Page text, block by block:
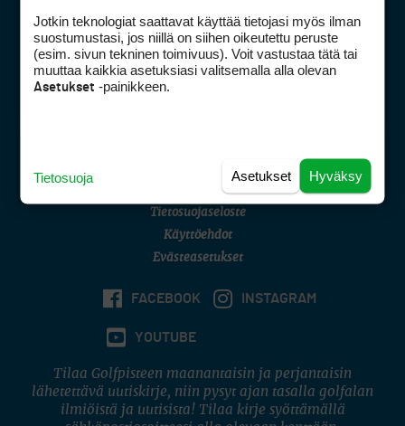
Golfpisteen yhteystiedot
DSA avoimuusraportti
Asiakaspalvelu
(digi) digi@otavamedia.fi
Tietosuojaseloste
Käyttöehdot
Evästeasetukset
FACEBOOK INSTAGRAM
YOUTUBE
Tilaa Golfpisteen maanantaisin ja perjantaisin
lähetettävä uutiskirje, niin pysyt ajan tasalla golfalan
ilmiöistä ja uutisista! Tilaa kirje syöttämällä
Jotkin teknologiat saattavat käyttää tietojasi myös ilman
suostumustasi, jos niillä on siihen oikeutettu peruste
(esim. sivun tekninen toimivuus). Voit vastustaa tätä tai
muuttaa kaikkia asetuksiasi valitsemalla alla olevan
Asetukset -painikkeen.
Hyväksy
Asetukset
Tietosuoja